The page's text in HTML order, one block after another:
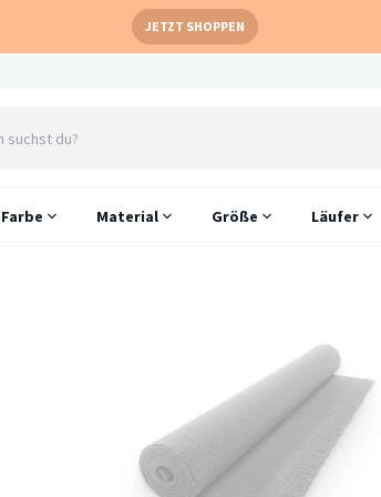
JETZT SHOPPEN
Farbe Material Größe Läufer